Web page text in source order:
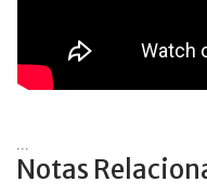
Notas